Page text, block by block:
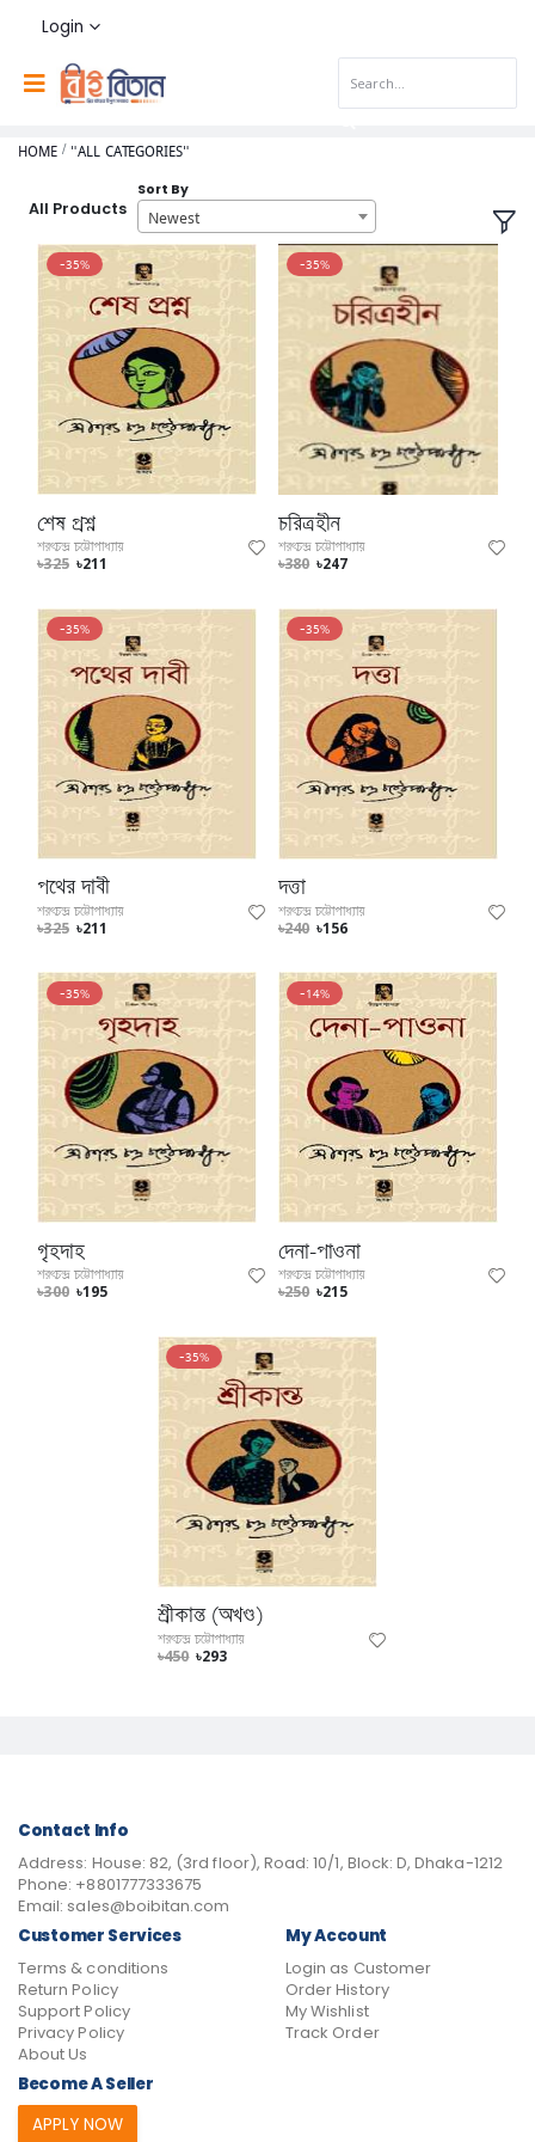
Login
HOME "ALL CATEGORIES"
All Products
Sort By
Newest
-35%
শেষ প্রশ্ন
শরৎচন্দ্র চট্টোপাধ্যায়
৳325 ৳211
-35%
চরিত্রহীন
শরৎচন্দ্র চট্টোপাধ্যায়
৳380 ৳247
-35%
পথের দাবী
শরৎচন্দ্র চট্টোপাধ্যায়
৳325 ৳211
-35%
দত্তা
শরৎচন্দ্র চট্টোপাধ্যায়
৳240 ৳156
-35%
গৃহদাহ
শরৎচন্দ্র চট্টোপাধ্যায়
৳300 ৳195
-14%
দেনা-পাওনা
শরৎচন্দ্র চট্টোপাধ্যায়
৳250 ৳215
-35%
শ্রীকান্ত (অখণ্ড)
শরৎচন্দ্র চট্টোপাধ্যায়
৳450 ৳293
Contact Info
Address: House: 82, (3rd floor), Road: 10/1, Block: D, Dhaka-1212
Phone: +8801777333675
Email: sales@boibitan.com
Customer Services
Terms & conditions
Return Policy
Support Policy
Privacy Policy
About Us
My Account
Login as Customer
Order History
My Wishlist
Track Order
Become A Seller
APPLY NOW